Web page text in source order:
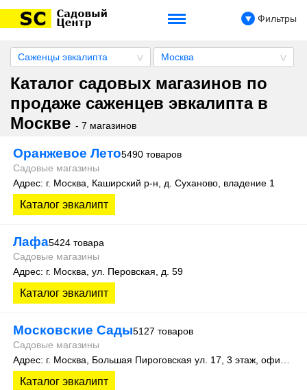
Фильтры
Саженцы эвкалипта Москва
Каталог садовых магазинов по
продаже саженцев эвкалипта в
Москве - 7 магазинов
Оранжевое Лето5490 товаров
Садовые магазины
Адрес: г. Москва, Каширский р-н, д. Суханово, владение 1
Каталог эвкалипт
Лафа5424 товара
Садовые магазины
Адрес: г. Москва, ул. Перовская, д. 59
Каталог эвкалипт
Московские Сады5127 товаров
Садовые магазины
Каталог эвкалипт